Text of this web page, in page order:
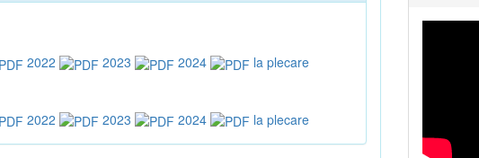
2022 2023 2024
la plecare
2022 2023 2024 la plecare